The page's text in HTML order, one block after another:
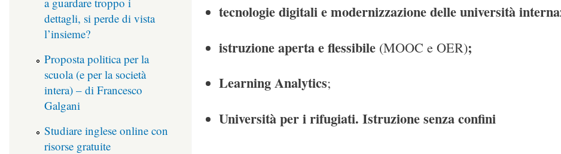
tecnologie digitali emodernizzazione delle università
istruzione aperta e flessibile (MOOC e OER);
Learning Analytics;
Università per i rifugiati. Istruzione senza confini
dettagli, si perde di vista
l’insieme?
Proposta politica per la
scuola (e per la società
intera) – di Francesco
Galgani
Studiare inglese online con
risorse gratuite